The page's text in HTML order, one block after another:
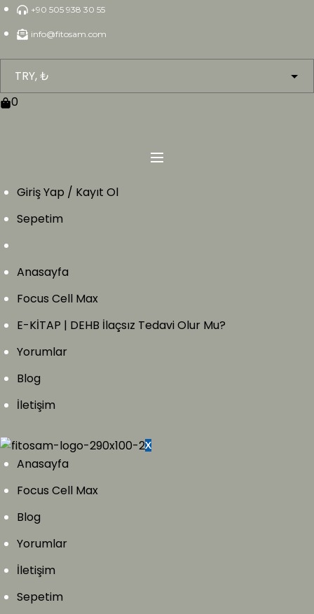
Skip
content
+90 505 938 30 55
info@fitosam.com
0
Giriş Yap / Kayıt Ol
Sepetim
Anasayfa
Focus Cell Max
E-KİTAP | DEHB İlaçsız Tedavi Olur Mu?
Yorumlar
Blog
İletişim
X
Anasayfa
Focus Cell Max
Blog
Yorumlar
İletişim
Sepetim